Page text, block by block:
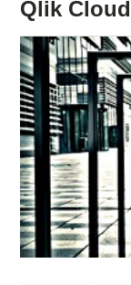
Qlik Cloud